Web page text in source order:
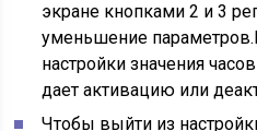
экране кнопками 2 и 3
уменьшение
настройки значения
дает активацию или
Чтобы выйти из